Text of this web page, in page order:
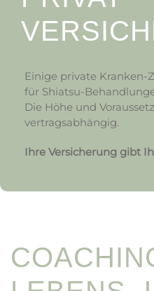
Einige private Kranken-
für Shiatsu-
Die Höhe und
vertragsabhängig.
Ihre Versicherung gibt